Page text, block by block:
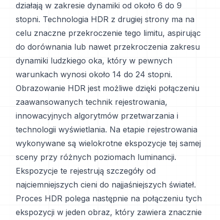
działają w zakresie dynamiki od około 6 do 9
stopni. Technologia HDR z drugiej strony ma na
celu znaczne przekroczenie tego limitu, aspirując
do dorównania lub nawet przekroczenia zakresu
dynamiki ludzkiego oka, który w pewnych
warunkach wynosi około 14 do 24 stopni.
Obrazowanie HDR jest możliwe dzięki połączeniu
zaawansowanych technik rejestrowania,
innowacyjnych algorytmów przetwarzania i
technologii wyświetlania. Na etapie rejestrowania
wykonywane są wielokrotne ekspozycje tej samej
sceny przy różnych poziomach luminancji.
Ekspozycje te rejestrują szczegóły od
najciemniejszych cieni do najjaśniejszych świateł.
Proces HDR polega następnie na połączeniu tych
ekspozycji w jeden obraz, który zawiera znacznie